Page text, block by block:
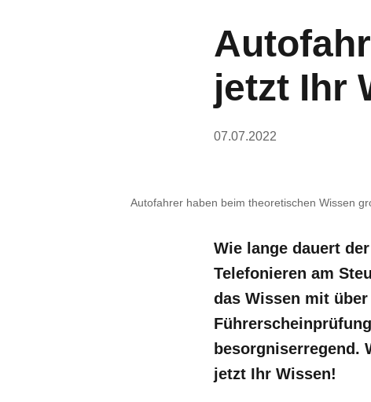
jetzt Ihr
07.07.2022
Autofahrer haben beim theoretischen Wissen
Wie lange dauert
Telefonieren am
das Wissen mit
besorgniserregend.
jetzt Ihr Wissen!